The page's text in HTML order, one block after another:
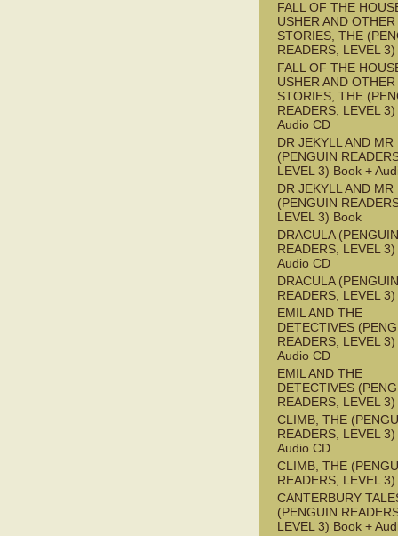
FALL OF THE
USHER AND OTHER
STORIES, THE
READERS, LEVEL
FALL OF THE
USHER AND OTHER
STORIES, THE
READERS, LEVEL
Audio CD
DR JEKYLL AND MR
(PENGUIN
LEVEL 3) Book +
DR JEKYLL AND MR
(PENGUIN
LEVEL 3) Book
DRACULA (PENGUIN
READERS, LEVEL
Audio CD
DRACULA (PENGUIN
READERS, LEVEL
EMIL AND THE
DETECTIVES
READERS, LEVEL
Audio CD
EMIL AND THE
DETECTIVES
READERS, LEVEL
CLIMB, THE
READERS, LEVEL
Audio CD
CLIMB, THE
READERS, LEVEL
CANTERBURY
(PENGUIN
LEVEL 3) Book +